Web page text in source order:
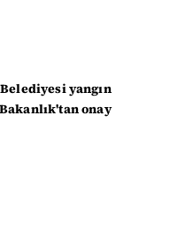
yangın
onay